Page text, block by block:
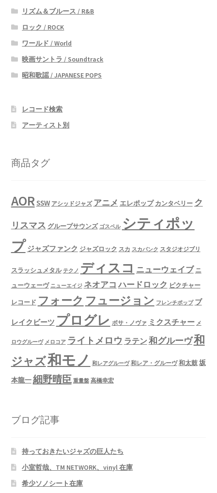
リズム＆ブルース / R&B
ロック / ROCK
ワールド / World
映画サントラ / Soundtrack
昭和歌謡 / JAPANESE POPS
レコード検索
アーティスト別
商品タグ
AORSSW アシッドジャズ アニメ エレポップ カンタベリー ク
リスマス グループサウンズ ゴスペル シティポッ
プ ジャズファンク ジャズロック スカ スカパンク スタジオジブリ
スラッシュメタル テクノ ディスコ ニューウェイブ ニ
ューウェーヴ ニューエイジ ネオアコ ハードロック ピクチャー
レコード フォーク フュージョン フレンチポップ ブ
レイクビーツ プログレ ボサ・ノヴァ ミクスチャー メ
ロウグルーヴ メロコア ライトメロウ ラテン 和グルーヴ和
ジャズ和モノ 和レアグルーヴ 和レア・グルーヴ 和太鼓坂
本龍一細野晴臣 重量盤 高橋幸宏
ブログ記事
持っておきたいジャズの巨人たち
小室哲哉、TM NETWORK、vinyl 在庫
希少ソノシート在庫